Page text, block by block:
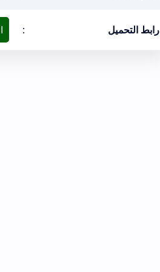
رابط التحميل :